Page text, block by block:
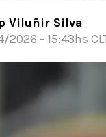
2026
Viluñir Silva
2026 - 15:43hs